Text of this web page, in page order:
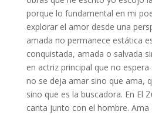
porque lo fundamental en mi
explorar el amor desde una
amada no permanece estática
conquistada, amada o salvada
en actriz principal que no
no se deja amar sino que ama,
sino que es la buscadora. En El
canta junto con el hombre.